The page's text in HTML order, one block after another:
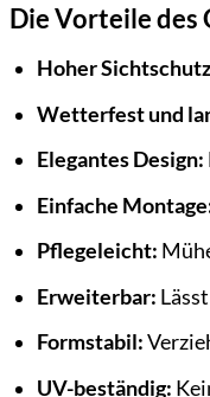
Die Vorteile
Hoher
Wetterfest und
Elegantes Design:
Einfache
Pflegeleicht:
Erweiterbar:
Formstabil:
UV-beständig: